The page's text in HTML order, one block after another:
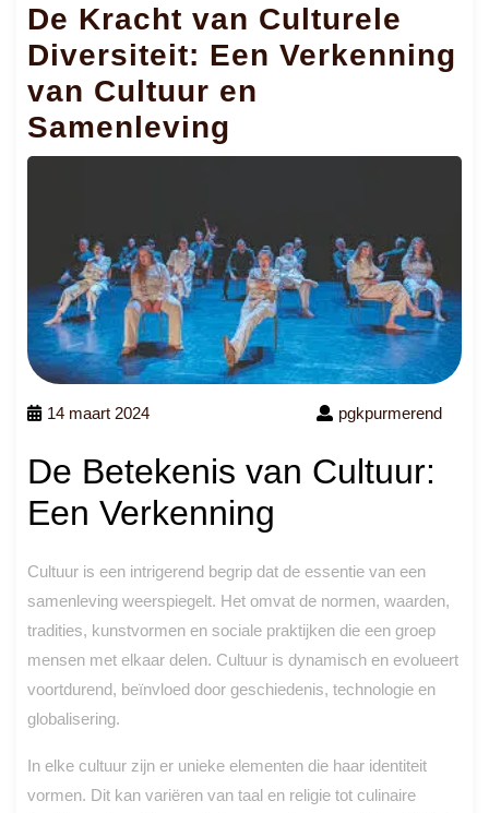
De Kracht van Culturele
Diversiteit: Een Verkenning
van Cultuur en
Samenleving
14 maart 2024 pgkpurmerend
De Betekenis van Cultuur:
Een Verkenning
Cultuur is een intrigerend begrip dat de essentie van een
samenleving weerspiegelt. Het omvat de normen, waarden,
tradities, kunstvormen en sociale praktijken die een groep
mensen met elkaar delen. Cultuur is dynamisch en evolueert
voortdurend, beïnvloed door geschiedenis, technologie en
globalisering.
In elke cultuur zijn er unieke elementen die haar identiteit
vormen. Dit kan variëren van taal en religie tot culinaire